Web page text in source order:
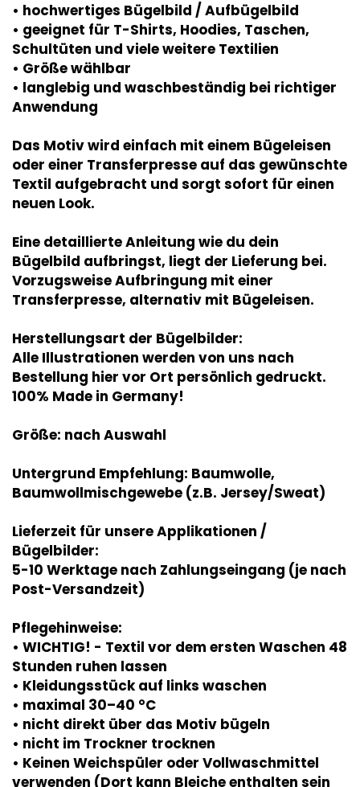
• hochwertiges Bügelbild / Aufbügelbild
• geeignet für T-Shirts, Hoodies, Taschen,
Schultüten und viele weitere Textilien
• Größe wählbar
• langlebig und waschbeständig bei richtiger
Anwendung
Das Motiv wird einfach mit einem Bügeleisen
oder einer Transferpresse auf das gewünschte
Textil aufgebracht und sorgt sofort für einen
neuen Look.
Eine detaillierte Anleitung wie du dein
Bügelbild aufbringst, liegt der Lieferung bei.
Vorzugsweise Aufbringung mit einer
Transferpresse, alternativ mit Bügeleisen.
Herstellungsart der Bügelbilder:
Alle Illustrationen werden von uns nach
Bestellung hier vor Ort persönlich gedruckt.
100% Made in Germany!
Größe: nach Auswahl
Untergrund Empfehlung: Baumwolle,
Baumwollmischgewebe (z.B. Jersey/Sweat)
Lieferzeit für unsere Applikationen /
Bügelbilder:
5-10 Werktage nach Zahlungseingang (je nach
Post-Versandzeit)
Pflegehinweise:
• WICHTIG! - Textil vor dem ersten Waschen 48
Stunden ruhen lassen
• Kleidungsstück auf links waschen
• maximal 30–40 °C
• nicht direkt über das Motiv bügeln
• nicht im Trockner trocknen
• Keinen Weichspüler oder Vollwaschmittel
verwenden (Dort kann Bleiche enthalten sein